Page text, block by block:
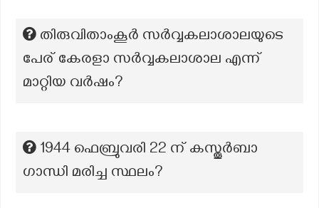
തിരുവിതാംകൂർ സർവ്വകലാശാലയുടെ
പേര് കേരളാ സർവ്വകലാശാല എന്ന്
മാറ്റിയ വർഷം?
1944 ഫെബ്രുവരി 22 ന് കസ്തൂർബാ
ഗാന്ധി മരിച്ച സ്ഥലം?